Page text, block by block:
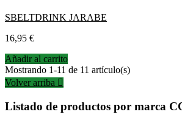
SBELTDRINK JARABE
Precio
16,95 €
Añadir al carrito
Mostrando 1-11 de 11 artículo(s)
Volver arriba 
Listado de productos por marca